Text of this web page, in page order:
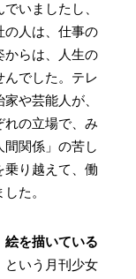
いましたし、
の人は、仕事の
からは、人生の
んでした。テレ
や芸能人が、
れの立場で、み
間関係」の苦し
乗り越えて、働
た。
絵を描いている
という月刊少女